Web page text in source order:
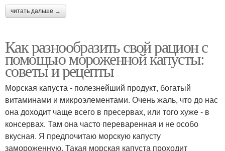
читать дальше →
Как разнообразить свой рацион с
помощью мороженной капусты:
советы и рецепты
Морская капуста - полезнейший продукт, богатый
витаминами и микроэлементами. Очень жаль, что до нас
она доходит чаще всего в пресервах, или того хуже - в
консервах. Там она часто переваренная и не особо
вкусная. Я предпочитаю морскую капусту
замороженную. Такая морская капуста проходит